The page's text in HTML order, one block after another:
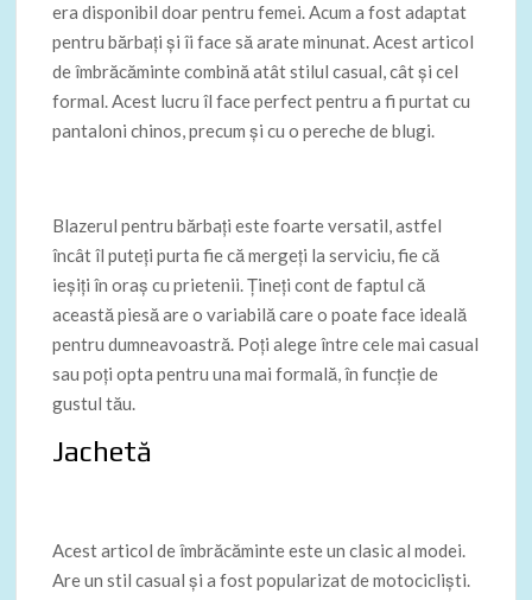
era disponibil doar pentru femei. Acum a fost adaptat
pentru bărbați și îi face să arate minunat. Acest articol
de îmbrăcăminte combină atât stilul casual, cât și cel
formal. Acest lucru îl face perfect pentru a fi purtat cu
pantaloni chinos, precum și cu o pereche de blugi.
Blazerul pentru bărbați este foarte versatil, astfel
încât îl puteți purta fie că mergeți la serviciu, fie că
ieșiți în oraș cu prietenii. Țineți cont de faptul că
această piesă are o variabilă care o poate face ideală
pentru dumneavoastră. Poți alege între cele mai casual
sau poți opta pentru una mai formală, în funcție de
gustul tău.
Jachetă
Acest articol de îmbrăcăminte este un clasic al modei.
Are un stil casual și a fost popularizat de motocicliști.